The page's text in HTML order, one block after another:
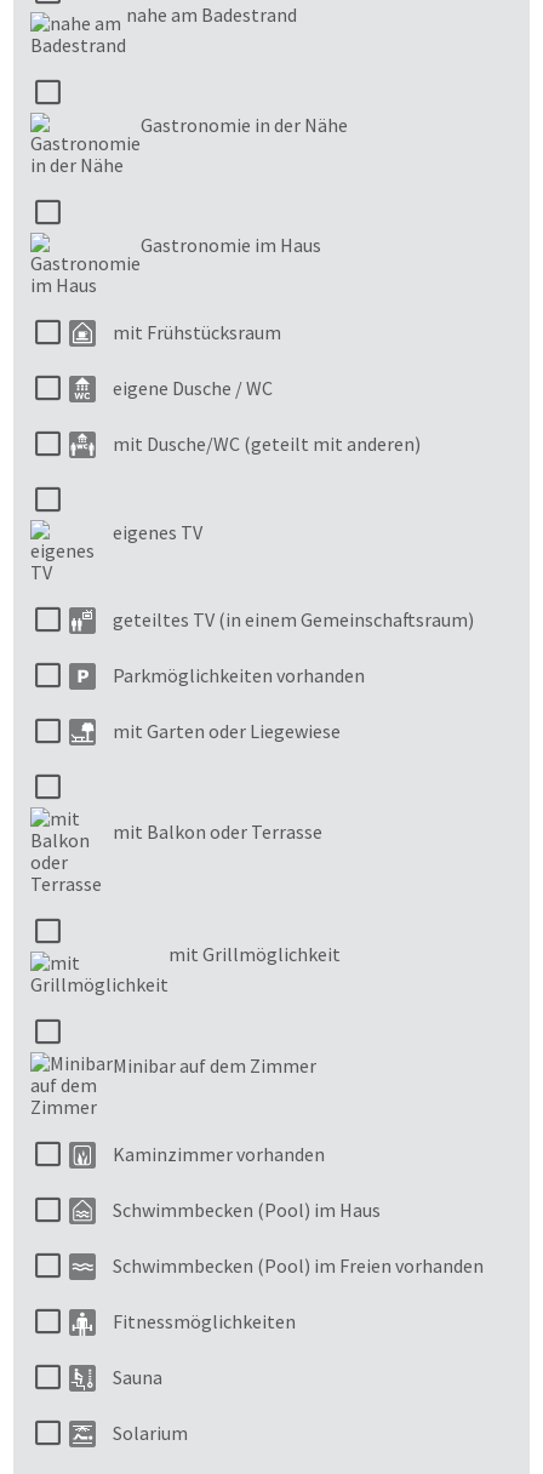
nahe am Badestrand
Gastronomie in der Nähe
Gastronomie im Haus
mit Frühstücksraum
eigene Dusche / WC
mit Dusche/WC (geteilt mit anderen)
eigenes TV
geteiltes TV (in einem Gemeinschaftsraum)
Parkmöglichkeiten vorhanden
mit Garten oder Liegewiese
mit Balkon oder Terrasse
mit Grillmöglichkeit
Minibar auf dem Zimmer
Kaminzimmer vorhanden
Schwimmbecken (Pool) im Haus
Schwimmbecken (Pool) im Freien vorhanden
Fitnessmöglichkeiten
Sauna
Solarium